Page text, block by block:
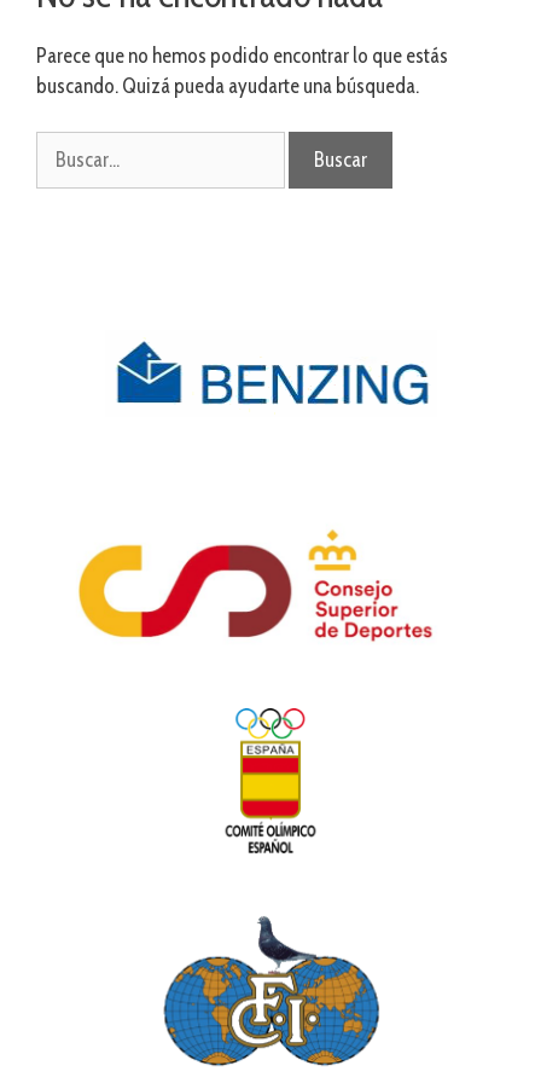
Parece que no hemos podido encontrar lo que estás
buscando. Quizá pueda ayudarte una búsqueda.
Buscar: